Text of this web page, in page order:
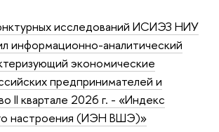
исследований ИСИЭЗ НИУ
информационно-аналитический
экономические
предпринимателей и
II квартале 2026 г. - «Индекс
настроения (ИЭН ВШЭ)»